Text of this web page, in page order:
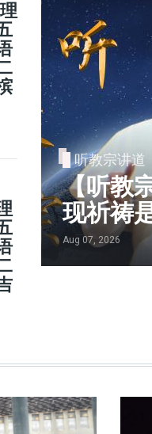
听教宗讲道
【听教
现祈祷
Aug 07, 2026